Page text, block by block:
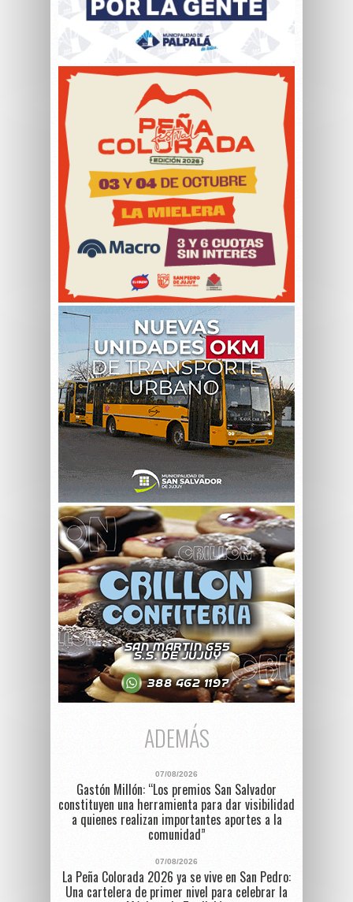
ADEMÁS
07/08/2026
Gastón Millón: “Los premios San Salvador
constituyen una herramienta para dar visibilidad
a quienes realizan importantes aportes a la
comunidad”
07/08/2026
La Peña Colorada 2026 ya se vive en San Pedro:
Una cartelera de primer nivel para celebrar la